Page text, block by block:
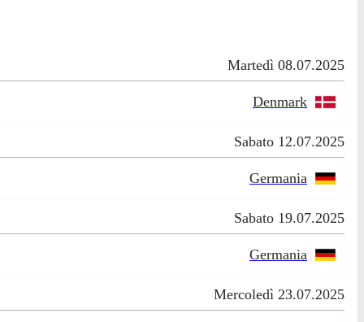
Martedì 08.07.2025
Denmark
Sabato 12.07.2025
Germania
Sabato 19.07.2025
Germania
Mercoledì 23.07.2025